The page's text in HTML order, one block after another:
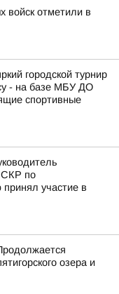
войск отметили в
городской турнир
- на базе МБУ ДО
спортивные
СКР по
участие в
озера и